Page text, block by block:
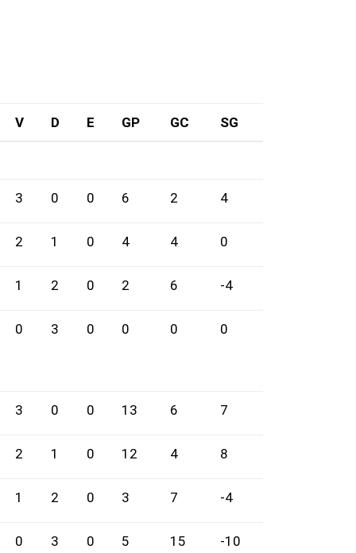
V D E GP GC SG
3 0 0 6 2 4
2 1 0 4 4 0
1 2 0 2 6 -4
0 3 0 0 0 0
3 0 0 13 6 7
2 1 0 12 4 8
1 2 0 3 7 -4
0 3 0 5 15 -10